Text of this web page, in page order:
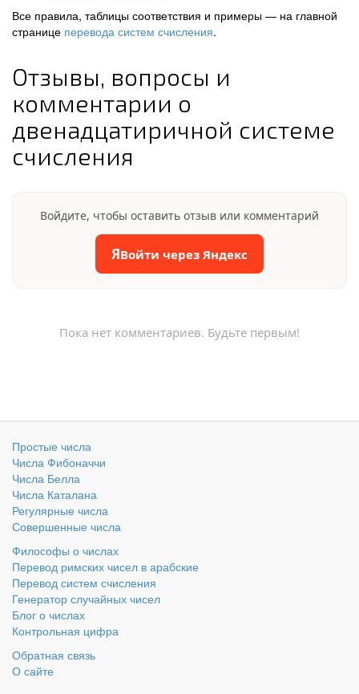
Все правила, таблицы соответствия и примеры — на главной
странице перевода систем счисления.
Отзывы, вопросы и
комментарии о
двенадцатиричной системе
счисления
Войдите, чтобы оставить отзыв или комментарий
ЯВойти через Яндекс
Пока нет комментариев. Будьте первым!
Простые числа
Числа Фибоначчи
Числа Белла
Числа Каталана
Регулярные числа
Совершенные числа
Философы о числах
Перевод римских чисел в арабские
Перевод систем счисления
Генератор случайных чисел
Блог о числах
Контрольная цифра
Обратная связь
О сайте